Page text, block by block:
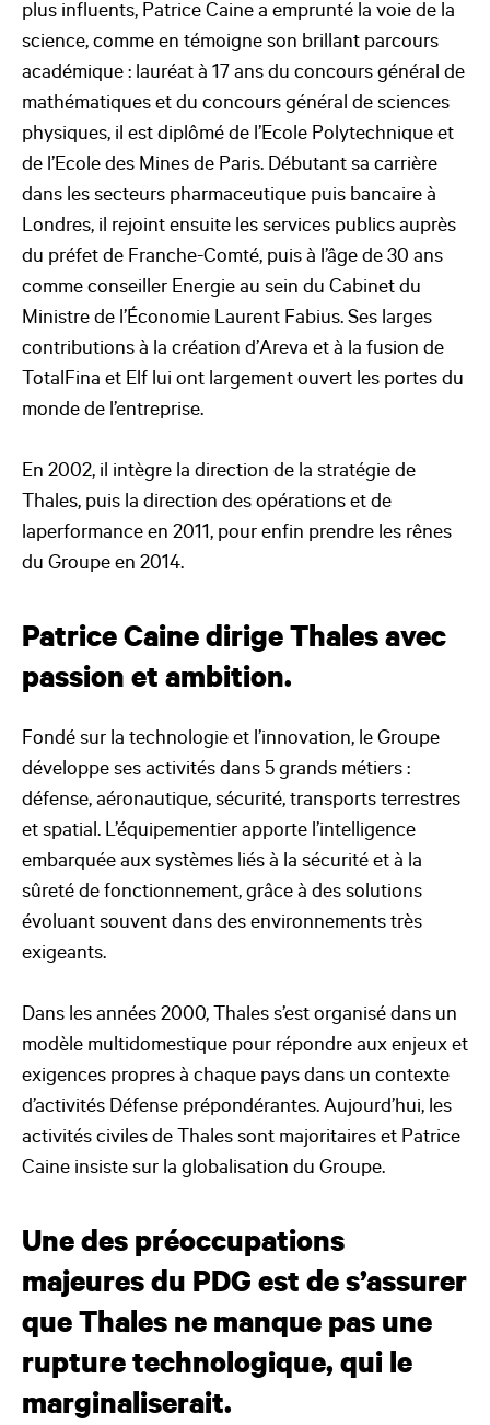
plus influents, Patrice Caine a emprunté la voie de la
science, comme en témoigne son brillant parcours
académique : lauréat à 17 ans du concours général de
mathématiques et du concours général de sciences
physiques, il est diplômé de l’Ecole Polytechnique et
de l’Ecole des Mines de Paris. Débutant sa carrière
dans les secteurs pharmaceutique puis bancaire à
Londres, il rejoint ensuite les services publics auprès
du préfet de Franche-Comté, puis à l’âge de 30 ans
comme conseiller Energie au sein du Cabinet du
Ministre de l’Économie Laurent Fabius. Ses larges
contributions à la création d’Areva et à la fusion de
TotalFina et Elf lui ont largement ouvert les portes du
monde de l’entreprise.
En 2002, il intègre la direction de la stratégie de
Thales, puis la direction des opérations et de
laperformance en 2011, pour enfin prendre les rênes
du Groupe en 2014.
Patrice Caine dirige Thales avec
passion et ambition.
Fondé sur la technologie et l’innovation, le Groupe
développe ses activités dans 5 grands métiers :
défense, aéronautique, sécurité, transports terrestres
et spatial. L’équipementier apporte l’intelligence
embarquée aux systèmes liés à la sécurité et à la
sûreté de fonctionnement, grâce à des solutions
évoluant souvent dans des environnements très
exigeants.
Dans les années 2000, Thales s’est organisé dans un
modèle multidomestique pour répondre aux enjeux et
exigences propres à chaque pays dans un contexte
d’activités Défense prépondérantes. Aujourd’hui, les
activités civiles de Thales sont majoritaires et Patrice
Caine insiste sur la globalisation du Groupe.
Une des préoccupations
majeures du PDG est de s’assurer
que Thales ne manque pas une
rupture technologique, qui le
marginaliserait.